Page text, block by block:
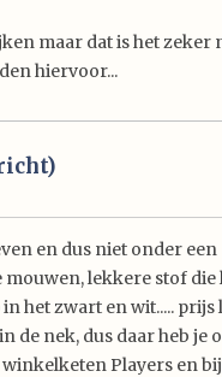
maar dat is het zeker
hiervoor...
en dus niet onder
lekkere stof
het zwart en wit..... prijs
de nek, dus daar heb je
Players en